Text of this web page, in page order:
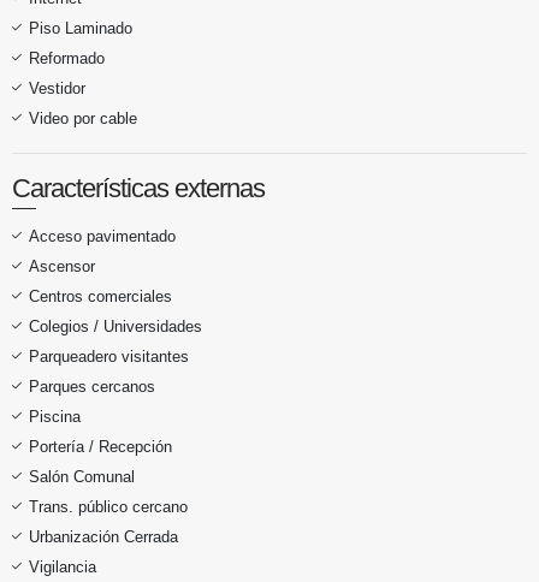
Piso Laminado
Reformado
Vestidor
Video por cable
Características externas
Acceso pavimentado
Ascensor
Centros comerciales
Colegios / Universidades
Parqueadero visitantes
Parques cercanos
Piscina
Portería / Recepción
Salón Comunal
Trans. público cercano
Urbanización Cerrada
Vigilancia